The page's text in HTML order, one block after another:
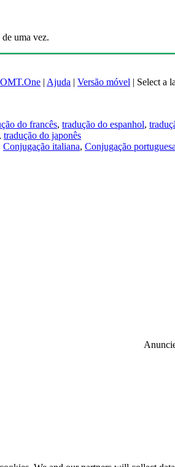
uma vez.
| Ajuda | Versão móvel | Select a
do francês, tradução do espanhol,
, tradução do japonês
Conjugação italiana, Conjugação portuguesa